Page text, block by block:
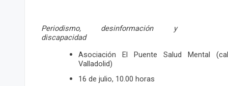
Periodismo, desinformación y
discapacidad
Asociación El Puente Salud Mental
Valladolid)
16 de julio, 10.00 horas